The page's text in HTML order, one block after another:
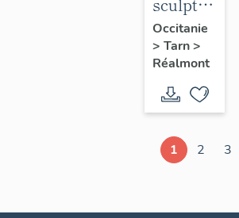
: sans
titre
Occitanie
> Tarn>
Réalmont
1 2 3